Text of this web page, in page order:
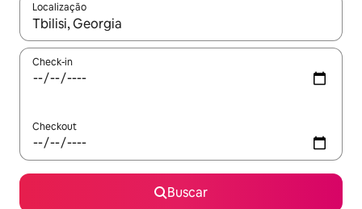
Localização
Quando os resultados estiverem disponíveis, explore-os
Check-in
Checkout
Buscar